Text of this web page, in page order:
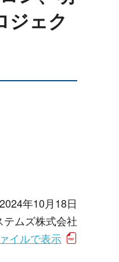
ジェク
2024年10月18日
ムズ株式会社
イルで表示